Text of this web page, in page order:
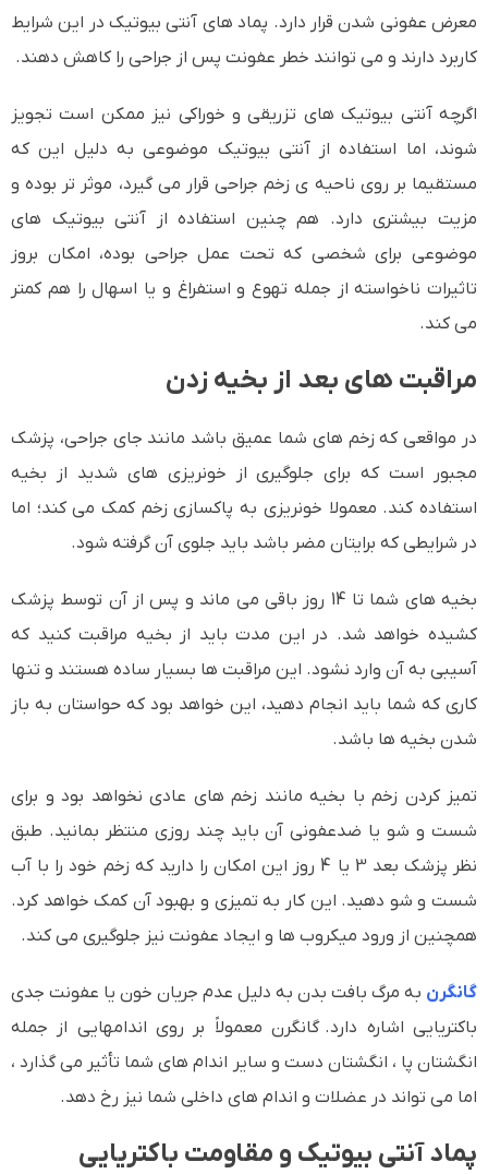
معرض عفونی شدن قرار دارد. پماد های آنتی بیوتیک در این شرایط
کاربرد دارند و می توانند خطر عفونت پس از جراحی را کاهش دهند.
اگرچه آنتی بیوتیک های تزریقی و خوراکی نیز ممکن است تجویز
شوند، اما استفاده از آنتی بیوتیک موضوعی به دلیل این که
مستقیما بر روی ناحیه ی زخم جراحی قرار می گیرد، موثر تر بوده و
مزیت بیشتری دارد. هم چنین استفاده از آنتی بیوتیک های
موضوعی برای شخصی که تحت عمل جراحی بوده، امکان بروز
تاثیرات ناخواسته از جمله تهوع و استفراغ و یا اسهال را هم کمتر
می کند.
مراقبت های بعد از بخیه زدن
در مواقعی که زخم های شما عمیق باشد مانند جای جراحی، پزشک
مجبور است که برای جلوگیری از خونریزی های شدید از بخیه
استفاده کند. معمولا خونریزی به پاکسازی زخم کمک می کند؛ اما
در شرایطی که برایتان مضر باشد باید جلوی آن گرفته شود.
بخیه های شما تا 14 روز باقی می ماند و پس از آن توسط پزشک
کشیده خواهد شد. در این مدت باید از بخیه مراقبت کنید که
آسیبی به آن وارد نشود. این مراقبت ها بسیار ساده هستند و تنها
کاری که شما باید انجام دهید، این خواهد بود که حواستان به باز
شدن بخیه ها باشد.
تمیز کردن زخم با بخیه مانند زخم های عادی نخواهد بود و برای
شست و شو یا ضدعفونی آن باید چند روزی منتظر بمانید. طبق
نظر پزشک بعد 3 یا 4 روز این امکان را دارید که زخم خود را با آب
شست و شو دهید. این کار به تمیزی و بهبود آن کمک خواهد کرد.
همچنین از ورود میکروب ها و ایجاد عفونت نیز جلوگیری می کند.
گانگرن به مرگ بافت بدن به دلیل عدم جریان خون یا عفونت جدی
باکتریایی اشاره دارد. گانگرن معمولاً بر روی اندامهایی از جمله
انگشتان پا ، انگشتان دست و سایر اندام های شما تأثیر می گذارد ،
اما می تواند در عضلات و اندام های داخلی شما نیز رخ دهد.
پماد آنتی بیوتیک و مقاومت باکتریایی